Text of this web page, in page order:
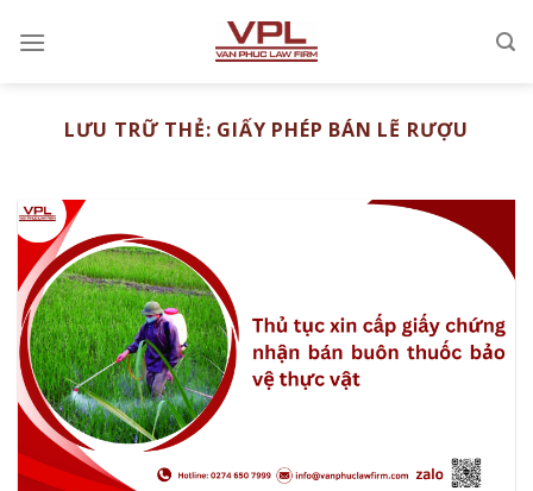
đến
LƯU TRỮ THẺ: GIẤY PHÉP BÁN LẼ RƯỢU